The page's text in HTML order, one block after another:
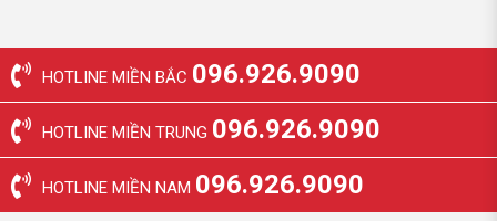
HOTLINE MIỀN BẮC 096.926.9090
HOTLINE MIỀN TRUNG 096.926.9090
HOTLINE MIỀN NAM 096.926.9090